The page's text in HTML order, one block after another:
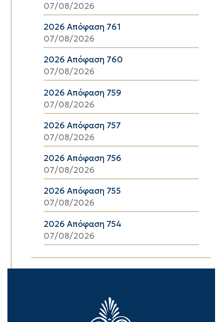
07/08/2026
2026 Απόφαση 761
07/08/2026
2026 Απόφαση 760
07/08/2026
2026 Απόφαση 759
07/08/2026
2026 Απόφαση 757
07/08/2026
2026 Απόφαση 756
07/08/2026
2026 Απόφαση 755
07/08/2026
2026 Απόφαση 754
07/08/2026